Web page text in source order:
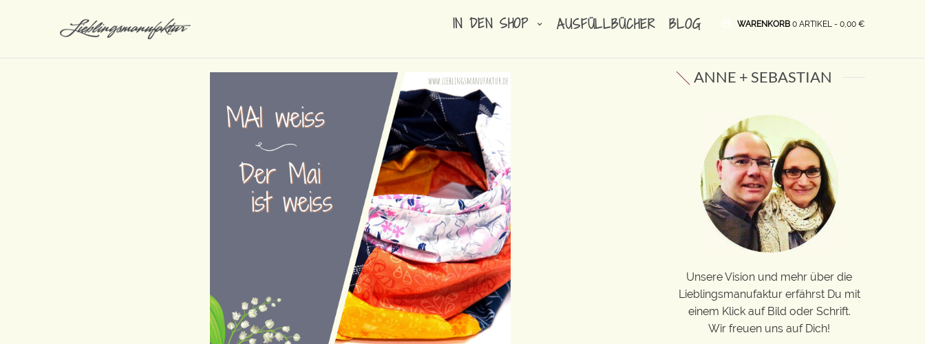
IN DEN SHOP AUSFÜLLBÜCHER BLOG WARENKORB 0 ARTIKEL - 0,00 €
ANNE + SEBASTIAN
Unsere Vision und mehr über die
Lieblingsmanufaktur erfährst Du mit
einem Klick auf Bild oder Schrift.
Wir freuen uns auf Dich!